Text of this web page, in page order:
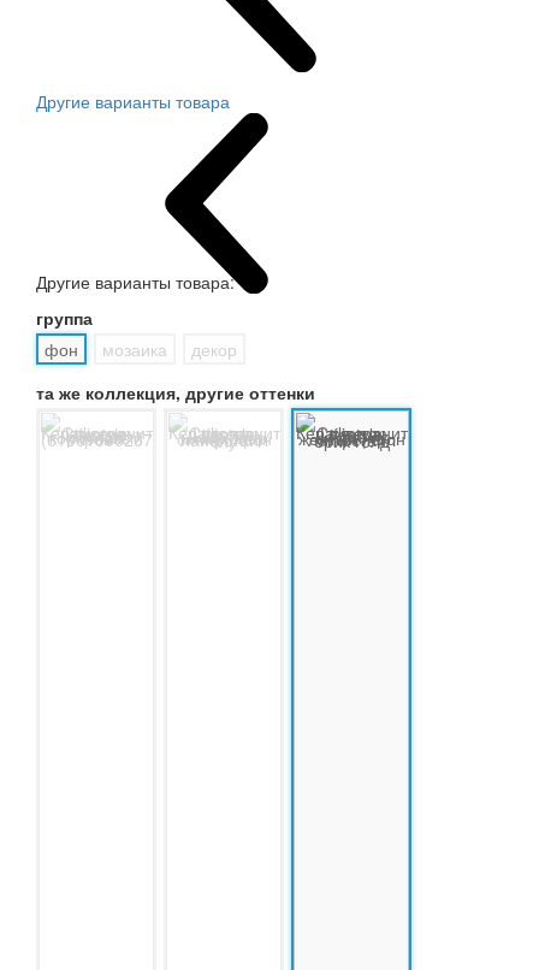
Другие варианты товара
Другие варианты товара:
группа
фон
мозаика
декор
та же коллекция, другие оттенки